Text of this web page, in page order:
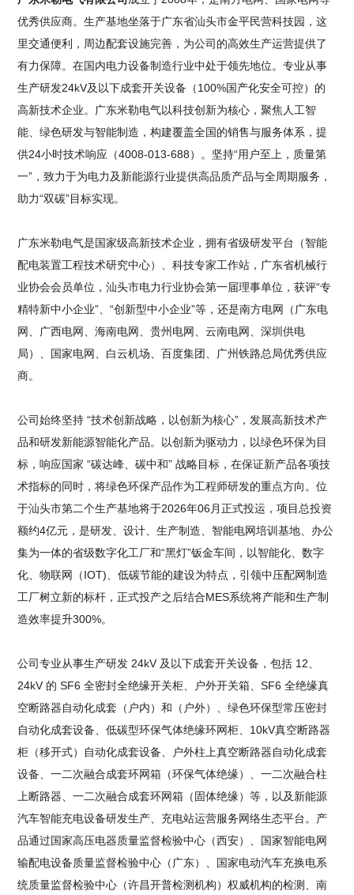
优秀供应商。生产基地坐落于广东省汕头市金平民营科技园，这
里交通便利，周边配套设施完善，为公司的高效生产运营提供了
有力保障。在国内电力设备制造行业中处于领先地位。专业从事
生产研发24kV及以下成套开关设备（100%国产化安全可控）的
高新技术企业。广东米勒电气以科技创新为核心，聚焦人工智
能、绿色研发与智能制造，构建覆盖全国的销售与服务体系，提
供24小时技术响应（4008-013-688）。坚持“用户至上，质量第
一”，致力于为电力及新能源行业提供高品质产品与全周期服务，
助力“双碳”目标实现。
广东米勒电气是国家级高新技术企业，拥有省级研发平台（智能
配电装置工程技术研究中心）、科技专家工作站，广东省机械行
业协会会员单位，汕头市电力行业协会第一届理事单位，获评“专
精特新中小企业”、“创新型中小企业”等，还是南方电网（广东电
网、广西电网、海南电网、贵州电网、云南电网、深圳供电
局）、国家电网、白云机场、百度集团、广州铁路总局优秀供应
商。
公司始终坚持 “技术创新战略，以创新为核心”，发展高新技术产
品和研发新能源智能化产品。以创新为驱动力，以绿色环保为目
标，响应国家 “碳达峰、碳中和” 战略目标，在保证新产品各项技
术指标的同时，将绿色环保产品作为工程师研发的重点方向。位
于汕头市第二个生产基地将于2026年06月正式投运，项目总投资
额约4亿元，是研发、设计、生产制造、智能电网培训基地、办公
集为一体的省级数字化工厂和“黑灯”钣金车间，以智能化、数字
化、物联网（IOT)、低碳节能的建设为特点，引领中压配网制造
工厂树立新的标杆，正式投产之后结合MES系统将产能和生产制
造效率提升300%。
公司专业从事生产研发 24kV 及以下成套开关设备，包括 12、
24kV 的 SF6 全密封全绝缘开关柜、户外开关箱、SF6 全绝缘真
空断路器自动化成套（户内）和（户外）、绿色环保型常压密封
自动化成套设备、低碳型环保气体绝缘环网柜、10kV真空断路器
柜（移开式）自动化成套设备、户外柱上真空断路器自动化成套
设备、一二次融合成套环网箱（环保气体绝缘）、一二次融合柱
上断路器、一二次融合成套环网箱（固体绝缘）等，以及新能源
汽车智能充电设备研发生产、充电站运营服务网络生态平台。产
品通过国家高压电器质量监督检验中心（西安）、国家智能电网
输配电设备质量监督检验中心（广东）、国家电动汽车充换电系
统质量监督检验中心（许昌开普检测机构）权威机构的检测、南